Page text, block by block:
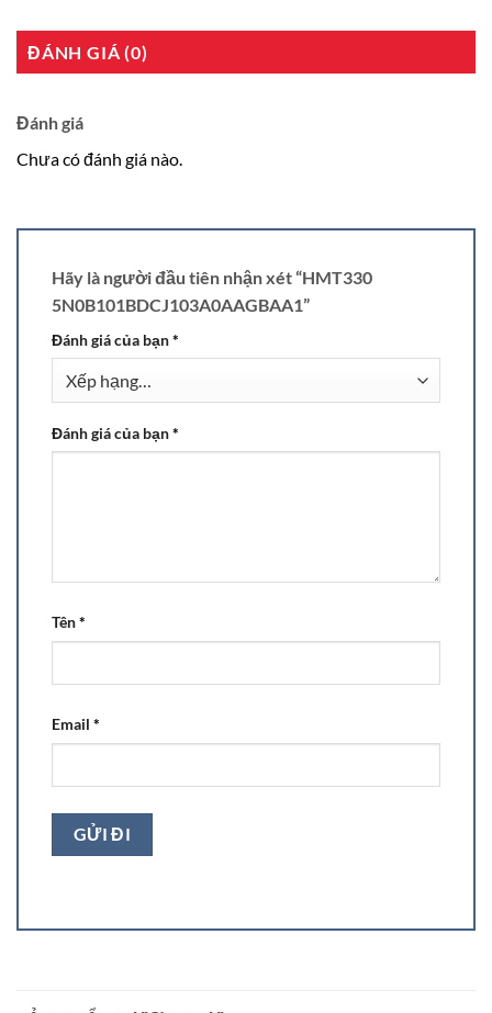
ĐÁNH GIÁ (0)
Đánh giá
Chưa có đánh giá nào.
Hãy là người đầu tiên nhận xét “HMT330
5N0B101BDCJ103A0AAGBAA1”
Đánh giá của bạn*
Đánh giá của bạn*
Tên*
Email *